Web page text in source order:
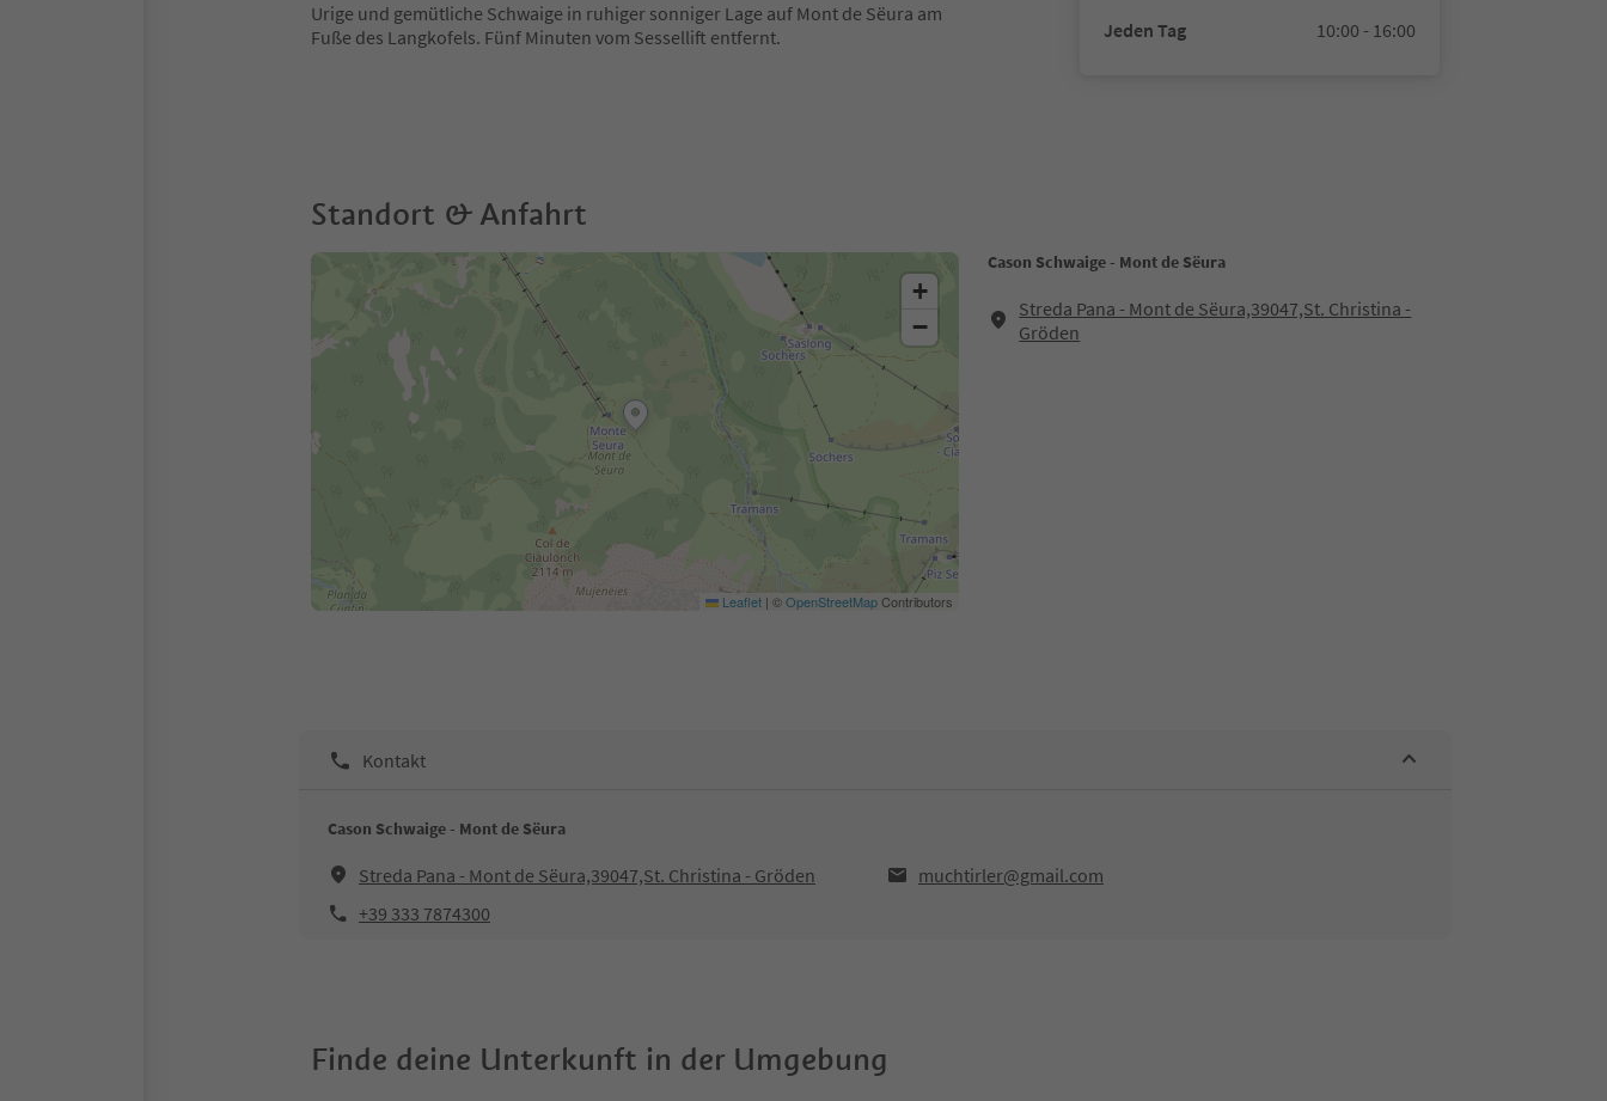
Urige und gemütliche Schwaige in ruhiger sonniger Lage auf Mont de Sëura am
Fuße des Langkofels. Fünf Minuten vom Sessellift entfernt.
Jeden Tag 10:00 - 16:00
Standort & Anfahrt
Cason Schwaige - Mont de Sëura
Streda Pana - Mont de Sëura,39047,St. Christina -
Gröden
+
−
Leaflet | ©OpenStreetMapContributors
Kontakt
Cason Schwaige - Mont de Sëura
Streda Pana - Mont de Sëura,39047,St. Christina - Gröden
muchtirler@gmail.com
+39 333 7874300
Finde deine Unterkunft in der Umgebung